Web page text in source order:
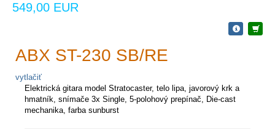
549,00 EUR
ABX ST-230 SB/RE
vytlačiť
Elektrická gitara model Stratocaster, telo lipa, javorový krk a
hmatník, snímače 3x Single, 5-polohový prepínač, Die-cast
mechanika, farba sunburst